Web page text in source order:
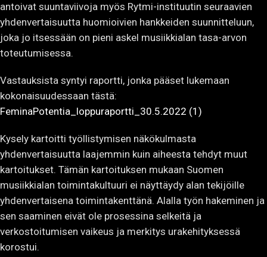
antoivat suuntaviivoja myös Rytmi-instituutin seuraavien
yhdenvertaisuutta huomioivien hankkeiden suunnitteluun,
joka jo itsessään on pieni askel musiikkialan tasa-arvon
toteutumisessa.
Vastauksista syntyi raportti, jonka pääset lukemaan
kokonaisuudessaan tästä:
FeminaPotentia_loppuraportti_30.5.2022 (1)
Kysely kartoitti työllistymisen näkökulmasta
yhdenvertaisuutta laajemmin kuin aiheesta tehdyt muut
kartoitukset. Tämän kartoituksen mukaan Suomen
musiikkialan toimintakultuuri ei näyttäydy alan tekijöille
yhdenvertaisena toimintakenttänä. Alalla työn hakeminen ja
sen saaminen eivät ole prosessina selkeitä ja
verkostoitumisen vaikeus ja merkitys urakehityksessä
korostui.